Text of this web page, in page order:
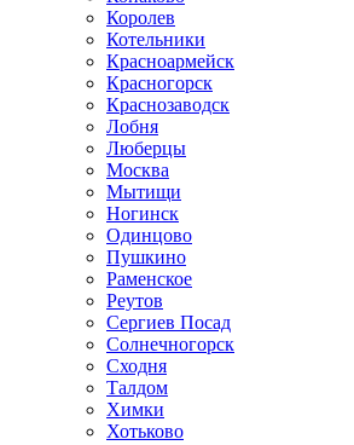
Королев
Котельники
Красноармейск
Красногорск
Краснозаводск
Лобня
Люберцы
Москва
Мытищи
Ногинск
Одинцово
Пушкино
Раменское
Реутов
Сергиев Посад
Солнечногорск
Сходня
Талдом
Химки
Хотьково